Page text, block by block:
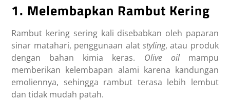
1. Melembapkan Rambut Kering
Rambut kering sering kali disebabkan oleh paparan
sinar matahari, penggunaan alat styling, atau produk
dengan bahan kimia keras. Olive oil mampu
memberikan kelembapan alami karena kandungan
emoliennya, sehingga rambut terasa lebih lembut
dan tidak mudah patah.